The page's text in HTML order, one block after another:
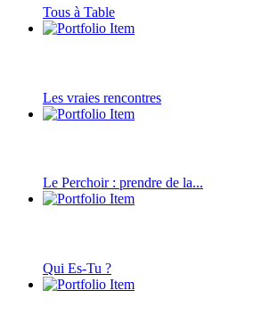
Tous à Table
Les vraies rencontres
Le Perchoir : prendre de la...
Qui Es-Tu ?